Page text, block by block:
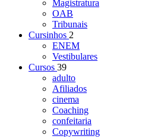
Magistratura
OAB
Tribunais
Cursinhos 2
ENEM
Vestibulares
Cursos 39
adulto
Afiliados
cinema
Coaching
confeitaria
Copywriting